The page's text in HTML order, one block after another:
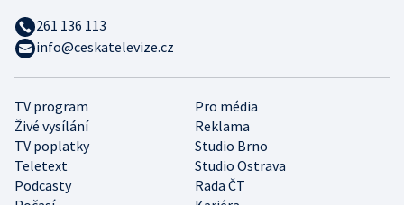
TV program
Pro média
Živé vysílání
Reklama
TV poplatky
Studio Brno
Teletext
Studio Ostrava
Podcasty
Rada ČT
261 136 113
info@ceskatelevize.cz